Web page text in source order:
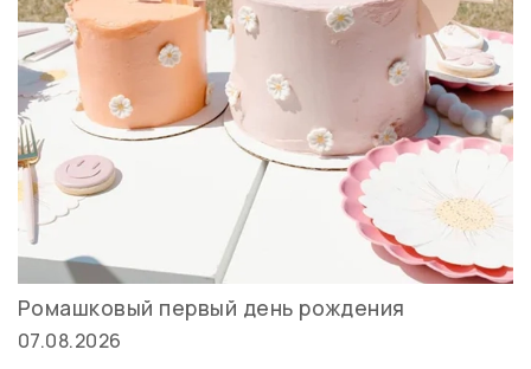
Ромашковый первый день рождения
07.08.2026